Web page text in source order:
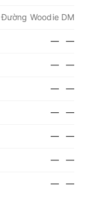
Đường Woodie DM
— —
— —
— —
— —
— —
— —
— —